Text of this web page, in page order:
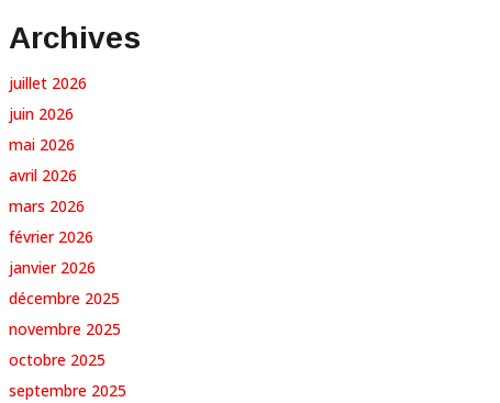
Archives
juillet 2026
juin 2026
mai 2026
avril 2026
mars 2026
février 2026
janvier 2026
décembre 2025
novembre 2025
octobre 2025
septembre 2025